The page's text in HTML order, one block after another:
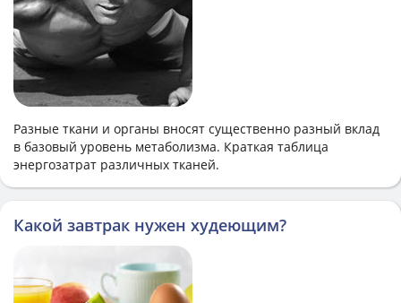
Разные ткани и органы вносят существенно разный вклад
в базовый уровень метаболизма. Краткая таблица
энергозатрат различных тканей.
Какой завтрак нужен худеющим?